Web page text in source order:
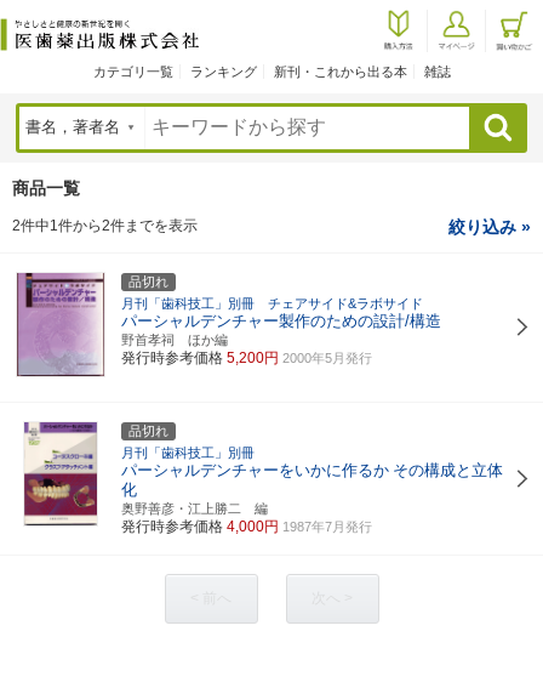
カテゴリ一覧 ランキング 新刊・これから出る本 雑誌
検索
商品一覧
2件中1件から2件までを表示 絞り込み »
品切れ
月刊「歯科技工」別冊 チェアサイド&ラボサイド
パーシャルデンチャー製作のための設計/構造
野首孝祠 ほか編
発行時参考価格 5,200円 2000年5月発行
品切れ
月刊「歯科技工」別冊
パーシャルデンチャーをいかに作るか その構成と立体
化
奥野善彦・江上勝二 編
発行時参考価格 4,000円 1987年7月発行